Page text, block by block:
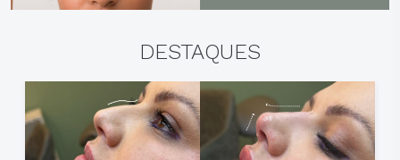
DESTAQUES